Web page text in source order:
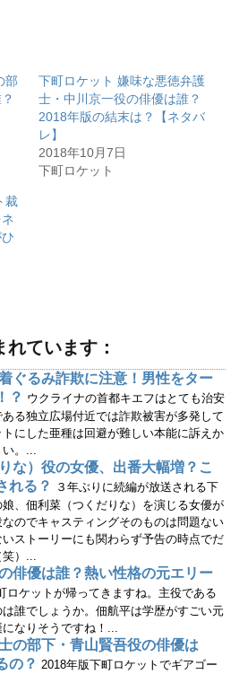
部
下町ロケット 嫌味な悪徳弁護
士・中川京一役の俳優は誰？
2018年版の結末は？【ネタバ
レ】
2018年10月7日
下町ロケット
裁
ています：
ぐるみ詐欺に注意！男性をター
？ ウクライナの首都キエフはとても治安
る独立広場付近では詐欺被害が多発して
にした亜種は回避が難しい本能に訴えか
。...
な）役の女優、出番大幅増？こ
れる？
３年ぶりに続編が放送される下
、佃利菜（つくだりな）を演じる女優が
のでキャスティングそのものは問題ない
ストーリーにも関わらず予告の時点でだ
）...
俳優は誰？熱い性格の元エリー
ロケットが帰ってきますね。主役である
誰でしょうか。佃航平は学歴がすごい元
なりそうですね！...
の部下・青山賢吾役の俳優は
の？ 2018年版下町ロケットでギアゴー